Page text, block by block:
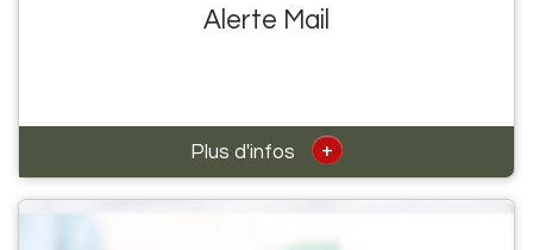
Alerte Mail
Plus d'infos +